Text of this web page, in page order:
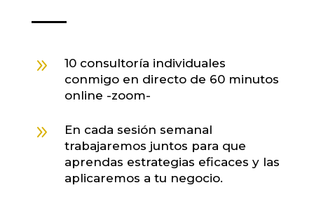
9
10 consultoría individuales
conmigo en directo de 60 minutos
online -zoom-
9
En cada sesión semanal
trabajaremos juntos para que
aprendas estrategias eficaces y las
aplicaremos a tu negocio.